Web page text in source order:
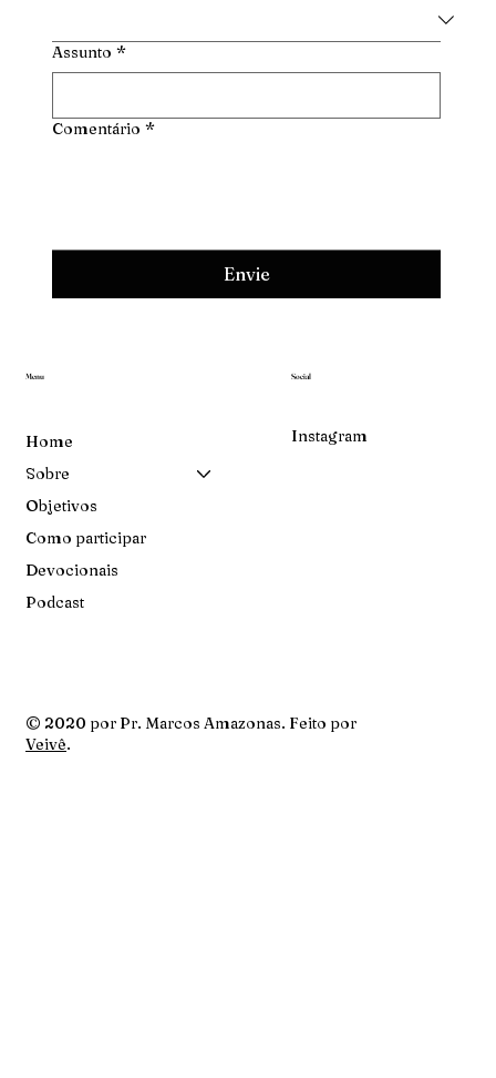
Menu
Home
Sobre
Objetivos
Como participar
Devocionais
Podcast
Social
Instagram
Assunto *
Comentário *
Envie
© 2020 por Pr. Marcos Amazonas. Feito por
Veivê.